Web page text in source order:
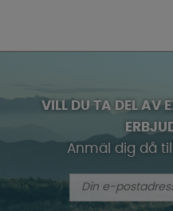
VILL DU TA DEL AV
Anmäl dig då